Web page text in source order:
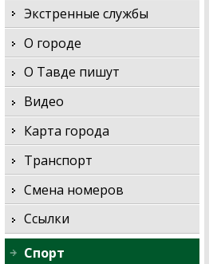
Экстренные службы
О городе
О Тавде пишут
Видео
Карта города
Транспорт
Смена номеров
Ссылки
Спорт